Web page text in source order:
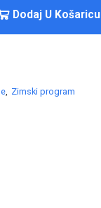
Dodaj U Košaricu
, Zimski program